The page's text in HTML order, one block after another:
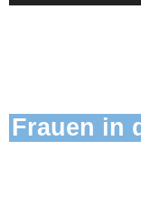
Frauen in